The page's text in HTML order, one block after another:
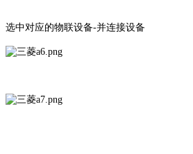
选中对应的物联设备-并连接设备